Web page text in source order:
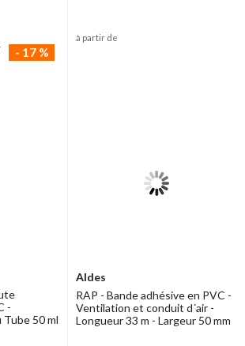
- 17 %
à partir de
-
50 ml
Aldes
RAP - Bande adhésive en PVC -
Ventilation et conduit d´air -
Longueur 33 m - Largeur 50 mm